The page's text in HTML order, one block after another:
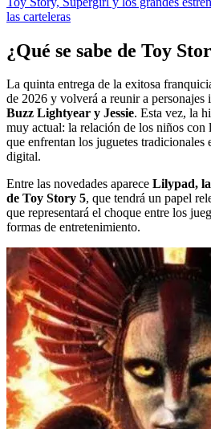
las carteleras
¿Qué se sabe de Toy
La quinta entrega de la exitosa
de 2026 y volverá a reunir a personajes
Buzz Lightyear y Jessie. Esta vez, la
muy actual: la relación de los niños con
que enfrentan los juguetes tradicionales
digital.
Entre las novedades aparece Lilypad,
de Toy Story 5, que tendrá un papel
que representará el choque entre los
formas de entretenimiento.